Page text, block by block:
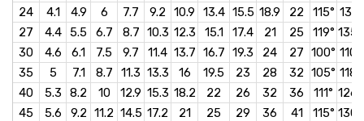
24
4.1 4.9 6 7.7 9.2 10.9 13.4 15.5 18.9 22 115° 131°
27
4.4 5.5 6.7 8.7 10.3 12.3 15.1 17.4 21 25 119° 135°
30
4.6 6.1 7.5 9.7 11.4 13.7 16.7 19.3 24 27 100° 110°
35
5 7.1 8.7 11.3 13.3 16 19.5 23 28 32 105° 118°
40
5.3 8.2 10 12.9 15.3 18.2 22 26 32 36 111° 126°
45
5.6 9.2 11.2 14.5 17.2 21 25 29 36 41 115° 130°